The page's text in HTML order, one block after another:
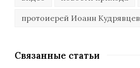
протоиерей Иоанн Кудрявцев
Связанные статьи